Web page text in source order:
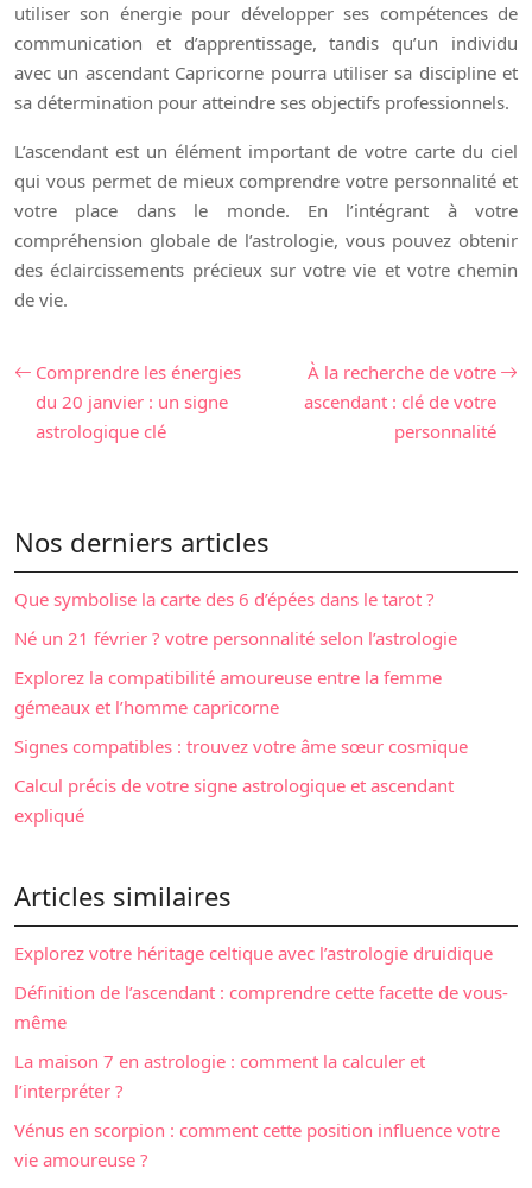
utiliser son énergie pour développer ses compétences de
communication et d’apprentissage, tandis qu’un individu
avec un ascendant Capricorne pourra utiliser sa discipline et
sa détermination pour atteindre ses objectifs professionnels.
L’ascendant est un élément important de votre carte du ciel
qui vous permet de mieux comprendre votre personnalité et
votre place dans le monde. En l’intégrant à votre
compréhension globale de l’astrologie, vous pouvez obtenir
des éclaircissements précieux sur votre vie et votre chemin
de vie.
Comprendre les énergies
du 20 janvier : un signe
astrologique clé
À la recherche de votre
ascendant : clé de votre
personnalité
Nos derniers articles
Que symbolise la carte des 6 d’épées dans le tarot ?
Né un 21 février ? votre personnalité selon l’astrologie
Explorez la compatibilité amoureuse entre la femme
gémeaux et l’homme capricorne
Signes compatibles : trouvez votre âme sœur cosmique
Calcul précis de votre signe astrologique et ascendant
expliqué
Articles similaires
Explorez votre héritage celtique avec l’astrologie druidique
Définition de l’ascendant : comprendre cette facette de vous-
même
La maison 7 en astrologie : comment la calculer et
l’interpréter ?
Vénus en scorpion : comment cette position influence votre
vie amoureuse ?